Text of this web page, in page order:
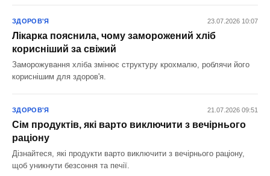
ЗДОРОВ'Я 23.07.2026 10:07
Лікарка пояснила, чому заморожений хліб
корисніший за свіжий
Заморожування хліба змінює структуру крохмалю, роблячи його
кориснішим для здоров'я.
ЗДОРОВ'Я 21.07.2026 09:51
Сім продуктів, які варто виключити з вечірнього
раціону
Дізнайтеся, які продукти варто виключити з вечірнього раціону,
щоб уникнути безсоння та печії.